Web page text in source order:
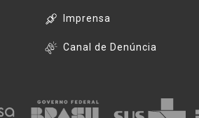
Imprensa
Canal de Denúncia